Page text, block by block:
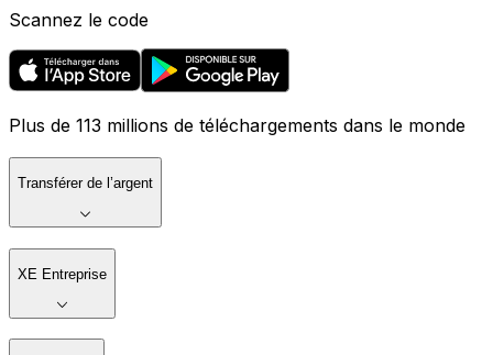
Scannez le code
Plus de 113 millions de téléchargements dans le monde
Transférer de l’argent
XE Entreprise